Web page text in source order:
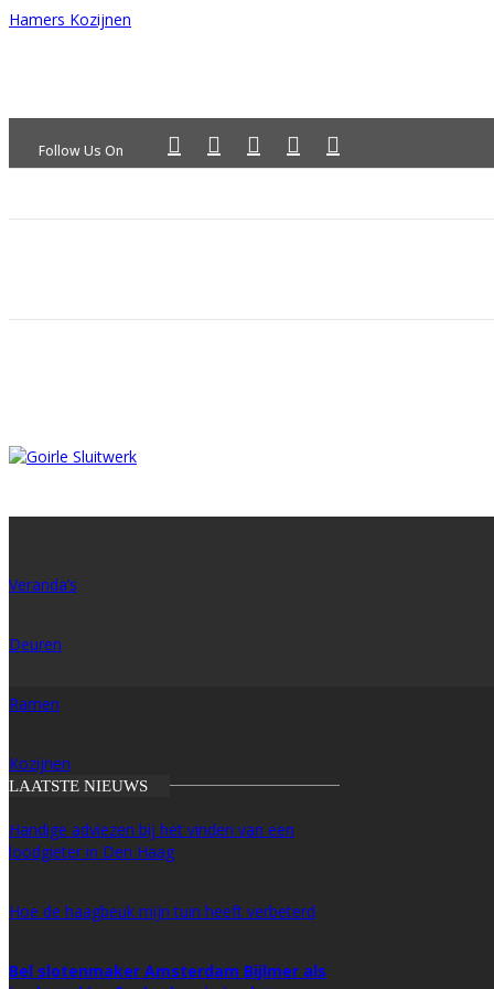
Hamers Kozijnen
Follow Us On
Veranda’s
Deuren
Ramen
Kozijnen
LAATSTE NIEUWS
Handige adviezen bij het vinden van een
loodgieter in Den Haag
Hoe de haagbeuk mijn tuin heeft verbeterd
Bel slotenmaker Amsterdam Bijlmer als